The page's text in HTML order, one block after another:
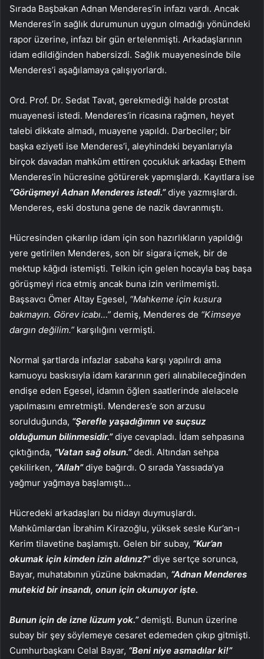
Sırada Başbakan Adnan Menderes’in infazı vardı. Ancak
Menderes’in sağlık durumunun uygun olmadığı yönündeki
rapor üzerine, infazı bir gün ertelenmişti. Arkadaşlarının
idam edildiğinden habersizdi. Sağlık muayenesinde bile
Menderes’i aşağılamaya çalışıyorlardı.
Ord. Prof. Dr. Sedat Tavat, gerekmediği halde prostat
muayenesi istedi. Menderes’in ricasına rağmen, heyet
talebi dikkate almadı, muayene yapıldı. Darbeciler; bir
başka eziyeti ise Menderes’i, aleyhindeki beyanlarıyla
birçok davadan mahkûm ettiren çocukluk arkadaşı Ethem
Menderes’in hücresine götürerek yapmışlardı. Kayıtlara ise
“Görüşmeyi Adnan Menderes istedi.”diye yazmışlardı.
Menderes, eski dostuna gene de nazik davranmıştı.
Hücresinden çıkarılıp idam için son hazırlıkların yapıldığı
yere getirilen Menderes, son bir sigara içmek, bir de
mektup kâğıdı istemişti. Telkin için gelen hocayla baş başa
görüşmeyi rica etmiş ancak buna izin verilmemişti.
Başsavcı Ömer Altay Egesel, “Mahkeme için kusura
bakmayın. Görev icabı…” demiş, Menderes de “Kimseye
dargın değilim.” karşılığını vermişti.
Normal şartlarda infazlar sabaha karşı yapılırdı ama
kamuoyu baskısıyla idam kararının geri alınabileceğinden
endişe eden Egesel, idamın öğlen saatlerinde alelacele
yapılmasını emretmişti. Menderes’e son arzusu
sorulduğunda, “Şerefle yaşadığımın ve suçsuz
olduğumun bilinmesidir.”diye cevapladı. İdam sehpasına
çıktığında, “Vatan sağ olsun.”dedi. Altından sehpa
çekilirken, “Allah”diye bağırdı. O sırada Yassıada’ya
yağmur yağmaya başlamıştı…
Hücredeki arkadaşları bu nidayı duymuşlardı.
Mahkûmlardan İbrahim Kirazoğlu, yüksek sesle Kur’an-ı
Kerim tilavetine başlamıştı. Gelen bir subay, “Kur’an
okumak için kimden izin aldınız?”diye sertçe sorunca,
Bayar, muhatabının yüzüne bakmadan, “Adnan Menderes
mutekid bir insandı, onun için okunuyor işte.
Bunun için de izne lüzum yok.”demişti. Bunun üzerine
subay bir şey söylemeye cesaret edemeden çıkıp gitmişti.
Cumhurbaşkanı Celal Bayar, “Beni niye asmadılar ki!”